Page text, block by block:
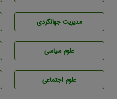
مديريت جهانگردی
علوم سياسی
علوم اجتماعی